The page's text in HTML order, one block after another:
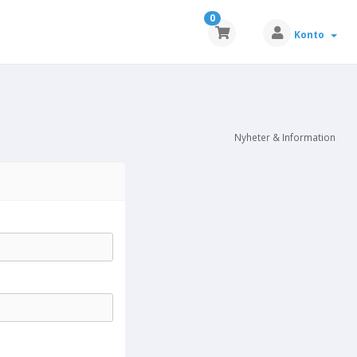
0
Konto
Nyheter & Information